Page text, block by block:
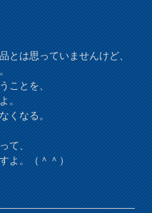
とは思っていませんけど、
ことを、
。
くなる。
て、
よ。（＾＾）